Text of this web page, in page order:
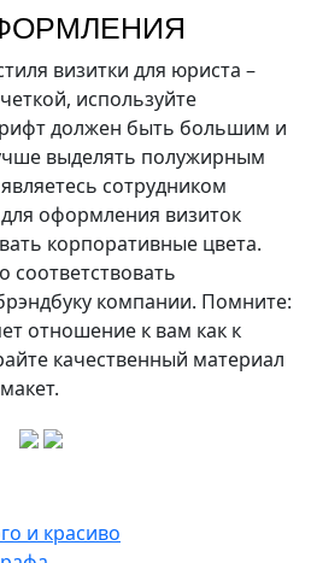
визитки для юриста –
используйте
должен быть большим и
выделять полужирным
сотрудником
оформления визиток
корпоративные цвета.
соответствовать
компании. Помните:
отношение к вам как к
качественный материал
и красиво